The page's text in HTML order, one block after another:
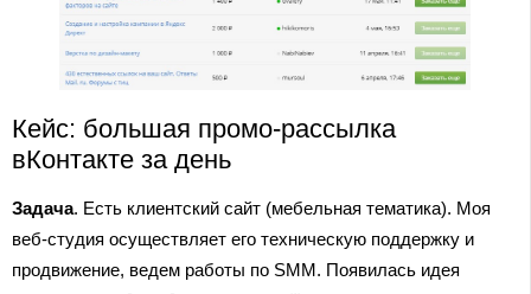
Кейс: большая промо-рассылка
вКонтакте за день
Задача. Есть клиентский сайт (мебельная тематика). Моя
веб-студия осуществляет его техническую поддержку и
продвижение, ведем работы по SMM. Появилась идея